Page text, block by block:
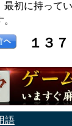
初に持って
１３７
語